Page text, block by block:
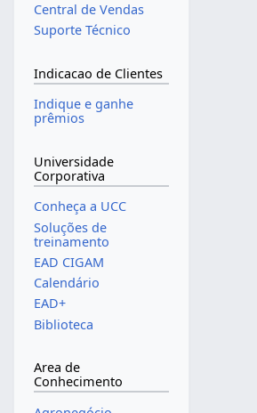
Central de Vendas
Suporte Técnico
Indicacao de Clientes
Indique e ganhe
prêmios
Universidade
Corporativa
Conheça a UCC
Soluções de
treinamento
EAD CIGAM
Calendário
EAD+
Biblioteca
Area de
Conhecimento